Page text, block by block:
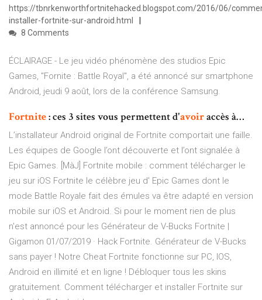
https://tbnrkenworthfortnitehacked.blogspot.com/2016/06/
installer-fortnite-sur-android.html
8 Comments
ÉCLAIRAGE - Le jeu vidéo phénomène des studios Epic
Games, "Fornite : Battle Royal", a été annoncé sur smartphone
Android, jeudi 9 août, lors de la conférence Samsung.
Fortnite: ces 3 sites vous permettent d'avoiraccès à…
L’installateur Android original de Fortnite comportait une faille.
Les équipes de Google l’ont découverte et l’ont signalée à
Epic Games. [MàJ] Fortnite mobile : comment télécharger le
jeu sur iOS Fortnite le célèbre jeu d' Epic Games dont le
mode Battle Royale fait des émules va être adapté en version
mobile sur iOS et Android. Si pour le moment rien de plus
n'est annoncé pour les Générateur de V-Bucks Fortnite |
Gigamon 01/07/2019 · Hack Fortnite. Générateur de V-Bucks
sans payer ! Notre Cheat Fortnite fonctionne sur PC, IOS,
Android en illimité et en ligne ! Débloquer tous les skins
gratuitement. Comment télécharger et installer Fortnite sur